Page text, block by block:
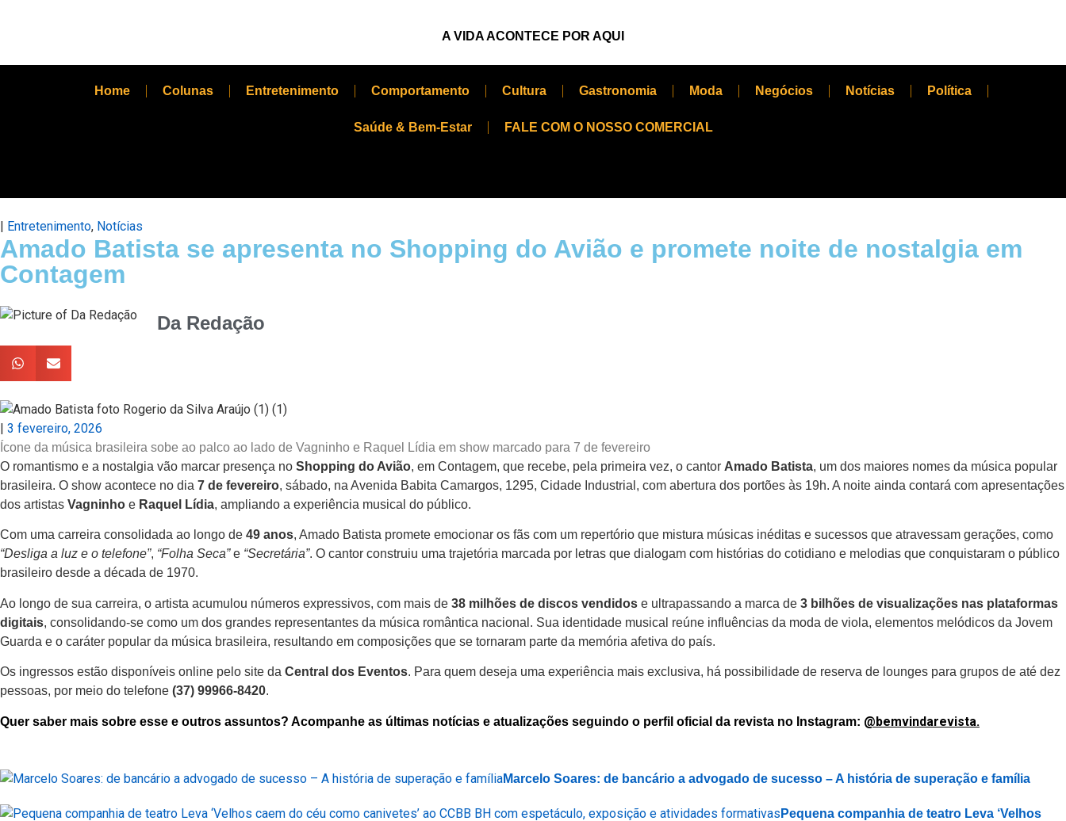
A VIDA ACONTECE POR AQUI
Home Colunas Entretenimento Comportamento Cultura Gastronomia Moda Negócios Notícias Política
Saúde & Bem-Estar FALE COM O NOSSO COMERCIAL
Entretenimento, Notícias
Amado Batista se apresenta no Shopping do Avião e promete noite de nostalgia em
Contagem
Da Redação
| 3 fevereiro, 2026
Ícone da música brasileira sobe ao palco ao lado de Vagninho e Raquel Lídia em show marcado para 7 de fevereiro
O romantismo e a nostalgia vão marcar presença no Shopping do Avião, em Contagem, que recebe, pela primeira vez, o cantor Amado Batista, um dos maiores nomes da música popular
brasileira. O show acontece no dia 7 de fevereiro, sábado, na Avenida Babita Camargos, 1295, Cidade Industrial, com abertura dos portões às 19h. A noite ainda contará com apresentações
dos artistas Vagninho e Raquel Lídia, ampliando a experiência musical do público.
Com uma carreira consolidada ao longo de 49 anos, Amado Batista promete emocionar os fãs com um repertório que mistura músicas inéditas e sucessos que atravessam gerações, como
“Desliga a luz e o telefone”, “Folha Seca”e “Secretária”. O cantor construiu uma trajetória marcada por letras que dialogam com histórias do cotidiano e melodias que conquistaram o público
brasileiro desde a década de 1970.
Ao longo de sua carreira, o artista acumulou números expressivos, com mais de 38 milhões de discos vendidos e ultrapassando a marca de 3 bilhões de visualizações nas plataformas
digitais, consolidando-se como um dos grandes representantes da música romântica nacional. Sua identidade musical reúne influências da moda de viola, elementos melódicos da Jovem
Guarda e o caráter popular da música brasileira, resultando em composições que se tornaram parte da memória afetiva do país.
Os ingressos estão disponíveis online pelo site da Central dos Eventos. Para quem deseja uma experiência mais exclusiva, há possibilidade de reserva de lounges para grupos de até dez
pessoas, por meio do telefone (37) 99966-8420.
Quer saber mais sobre esse e outros assuntos? Acompanhe as últimas notícias e atualizações seguindo o perfil oficial da revista no Instagram: @bemvindarevista.
Marcelo Soares: de bancário a advogado de sucesso – A história de superação e família
Pequena companhia de teatro Leva ‘Velhos